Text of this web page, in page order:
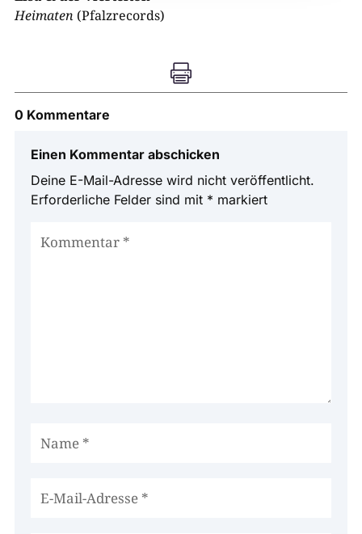
Heimaten (Pfalzrecords)

0 Kommentare
Einen Kommentar abschicken
Deine E-Mail-Adresse wird nicht veröffentlicht.
Erforderliche Felder sind mit * markiert